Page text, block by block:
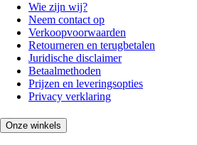
Wie zijn wij?
Neem contact op
Verkoopvoorwaarden
Retourneren en terugbetalen
Juridische disclaimer
Betaalmethoden
Prijzen en leveringsopties
Privacy verklaring
Onze winkels